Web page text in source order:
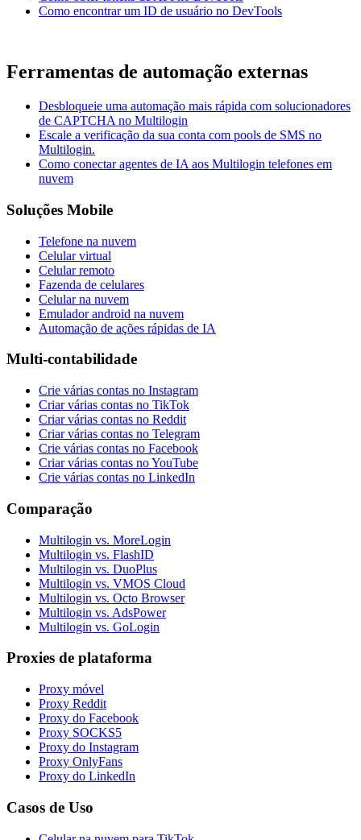
Como encontrar um ID de usuário no DevTools
Ferramentas de automação externas
Desbloqueie uma automação mais rápida com solucionadores
de CAPTCHA no Multilogin
Escale a verificação da sua conta com pools de SMS no
Multilogin.
Como conectar agentes de IA aos Multilogin telefones em
nuvem
Soluções Mobile
Telefone na nuvem
Celular virtual
Celular remoto
Fazenda de celulares
Celular na nuvem
Emulador android na nuvem
Automação de ações rápidas de IA
Multi-contabilidade
Crie várias contas no Instagram
Criar várias contas no TikTok
Criar várias contas no Reddit
Criar várias contas no Telegram
Crie várias contas no Facebook
Criar várias contas no YouTube
Crie várias contas no LinkedIn
Comparação
Multilogin vs. MoreLogin
Multilogin vs. FlashID
Multilogin vs. DuoPlus
Multilogin vs. VMOS Cloud
Multilogin vs. Octo Browser
Multilogin vs. AdsPower
Multilogin vs. GoLogin
Proxies de plataforma
Proxy móvel
Proxy Reddit
Proxy do Facebook
Proxy SOCKS5
Proxy do Instagram
Proxy OnlyFans
Proxy do LinkedIn
Casos de Uso